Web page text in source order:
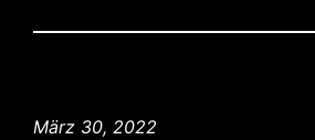
März 30, 2022